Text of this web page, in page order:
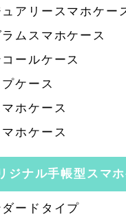
アリースマホケー
ムスマホケース
ールケース
ケース
ホケース
ホケース
ジナル手帳型スマ
ードタイプ